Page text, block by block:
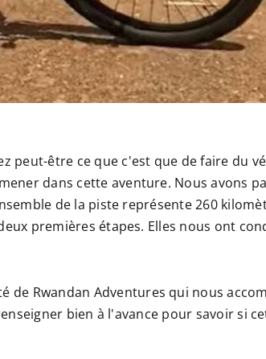
être ce que c'est que de faire du
dans cette aventure. Nous avons
de la piste représente 260
premières étapes. Elles nous ont
de Rwandan Adventures qui nous
bien à l'avance pour savoir si